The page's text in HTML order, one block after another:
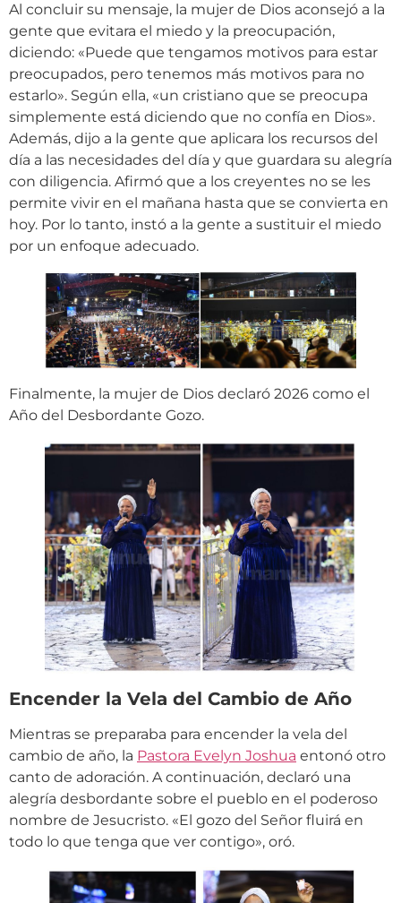
Al concluir su mensaje, la mujer de Dios aconsejó a la
gente que evitara el miedo y la preocupación,
diciendo: «Puede que tengamos motivos para estar
preocupados, pero tenemos más motivos para no
estarlo». Según ella, «un cristiano que se preocupa
simplemente está diciendo que no confía en Dios».
Además, dijo a la gente que aplicara los recursos del
día a las necesidades del día y que guardara su alegría
con diligencia. Afirmó que a los creyentes no se les
permite vivir en el mañana hasta que se convierta en
hoy. Por lo tanto, instó a la gente a sustituir el miedo
por un enfoque adecuado.
Finalmente, la mujer de Dios declaró 2026 como el
Año del Desbordante Gozo.
Encender la Vela del Cambio de Año
Mientras se preparaba para encender la vela del
cambio de año, la Pastora Evelyn Joshua entonó otro
canto de adoración. A continuación, declaró una
alegría desbordante sobre el pueblo en el poderoso
nombre de Jesucristo. «El gozo del Señor fluirá en
todo lo que tenga que ver contigo», oró.